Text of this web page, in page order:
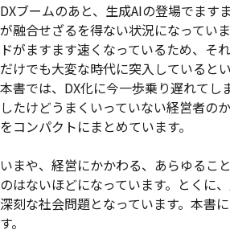
DXブームのあと、生成AIの登場でます
が融合せざるを得ない状況になってい
ドがますます速くなっているため、そ
だけでも大変な時代に突入しているとい
本書では、DX化に今一歩乗り遅れてし
したけどうまくいっていない経営者の
をコンパクトにまとめています。
いまや、経営にかかわる、あらゆるこ
のはないほどになっています。とくに
深刻な社会問題となっています。本書
す。